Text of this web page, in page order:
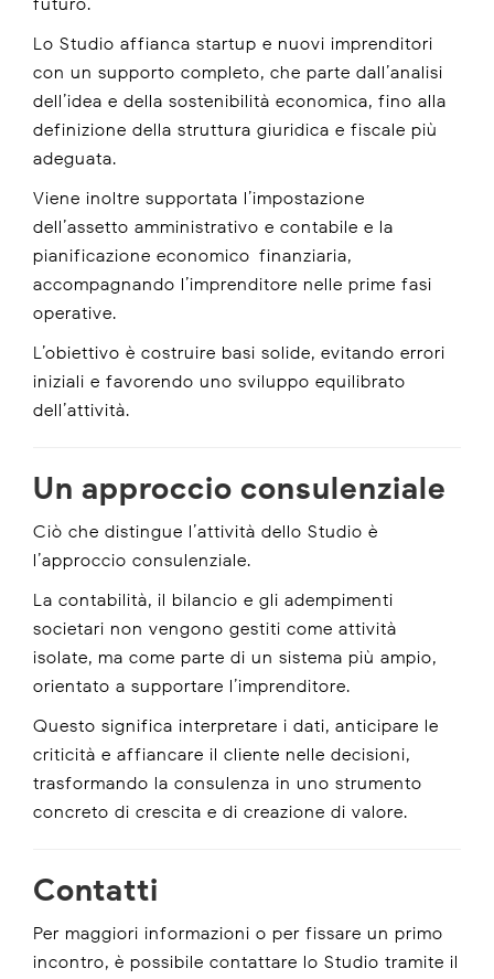
Lo Studio affianca startup e nuovi imprenditori
con un supporto completo, che parte dall’analisi
dell’idea e della sostenibilità economica, fino alla
definizione della struttura giuridica e fiscale più
adeguata.
Viene inoltre supportata l’impostazione
dell’assetto amministrativo e contabile e la
pianificazione economico-finanziaria,
accompagnando l’imprenditore nelle prime fasi
operative.
L’obiettivo è costruire basi solide, evitando errori
iniziali e favorendo uno sviluppo equilibrato
dell’attività.
Un approccio consulenziale
Ciò che distingue l’attività dello Studio è
l’approccio consulenziale.
La contabilità, il bilancio e gli adempimenti
societari non vengono gestiti come attività
isolate, ma come parte di un sistema più ampio,
orientato a supportare l’imprenditore.
Questo significa interpretare i dati, anticipare le
criticità e affiancare il cliente nelle decisioni,
trasformando la consulenza in uno strumento
concreto di crescita e di creazione di valore.
Contatti
Per maggiori informazioni o per fissare un primo
incontro, è possibile contattare lo Studio tramite il